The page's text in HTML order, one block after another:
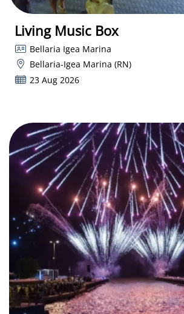
Living Music Box
Bellaria Igea Marina
Bellaria-Igea Marina (RN)
23 Aug 2026